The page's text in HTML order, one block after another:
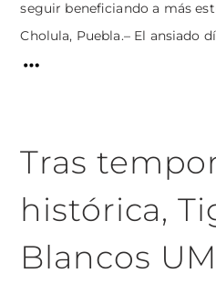
seguir beneficiando a más
Cholula, Puebla.– El ansiado
Tras
histórica,
Blancos